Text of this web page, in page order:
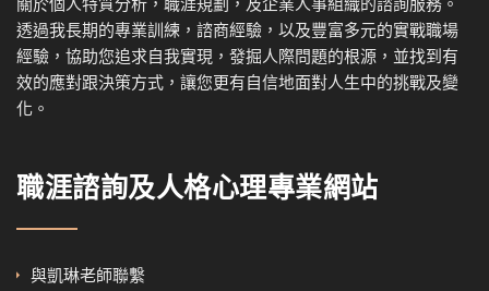
關於個人特質分析，職涯規劃，及企業人事組織的諮詢服務。
透過我長期的專業訓練，諮商經驗，以及豐富多元的實戰職場
經驗，協助您追求自我實現，發掘人際問題的根源，並找到有
效的應對跟決策方式，讓您更有自信地面對人生中的挑戰及變
化。
職涯諮詢及人格心理專業網站
與凱琳老師聯繫